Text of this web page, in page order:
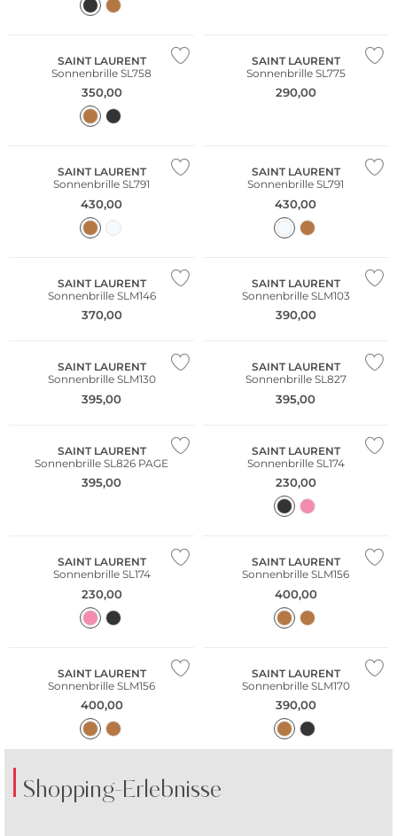
SAINT LAURENT
Sonnenbrille SL758
350,00
SAINT LAURENT
Sonnenbrille SL775
290,00
SAINT LAURENT
Sonnenbrille SL791
430,00
SAINT LAURENT
Sonnenbrille SL791
430,00
SAINT LAURENT
Sonnenbrille SLM146
370,00
SAINT LAURENT
Sonnenbrille SLM103
390,00
SAINT LAURENT
Sonnenbrille SLM130
395,00
SAINT LAURENT
Sonnenbrille SL827
395,00
SAINT LAURENT
Sonnenbrille SL826 PAGE
395,00
SAINT LAURENT
Sonnenbrille SL174
230,00
SAINT LAURENT
Sonnenbrille SL174
230,00
SAINT LAURENT
Sonnenbrille SLM156
400,00
SAINT LAURENT
Sonnenbrille SLM156
400,00
SAINT LAURENT
Sonnenbrille SLM170
390,00
Shopping-Erlebnisse